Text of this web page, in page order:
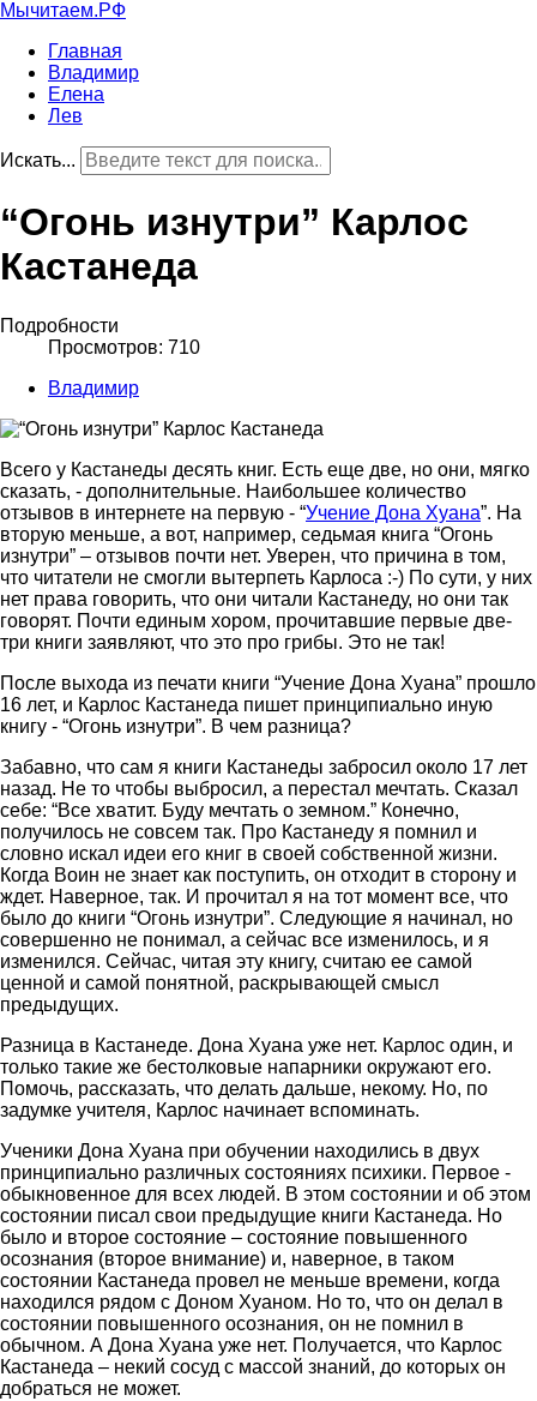
Мычитаем.РФ
Главная
Владимир
Елена
Лев
Искать...
“Огонь изнутри” Карлос
Кастанеда
Подробности
Просмотров: 710
Владимир
Всего у Кастанеды десять книг. Есть еще две, но они, мягко
сказать, - дополнительные. Наибольшее количество
отзывов в интернете на первую - “Учение Дона Хуана”. На
вторую меньше, а вот, например, седьмая книга “Огонь
изнутри” – отзывов почти нет. Уверен, что причина в том,
что читатели не смогли вытерпеть Карлоса :-) По сути, у них
нет права говорить, что они читали Кастанеду, но они так
говорят. Почти единым хором, прочитавшие первые две-
три книги заявляют, что это про грибы. Это не так!
После выхода из печати книги “Учение Дона Хуана” прошло
16 лет, и Карлос Кастанеда пишет принципиально иную
книгу - “Огонь изнутри”. В чем разница?
Забавно, что сам я книги Кастанеды забросил около 17 лет
назад. Не то чтобы выбросил, а перестал мечтать. Сказал
себе: “Все хватит. Буду мечтать о земном.” Конечно,
получилось не совсем так. Про Кастанеду я помнил и
словно искал идеи его книг в своей собственной жизни.
Когда Воин не знает как поступить, он отходит в сторону и
ждет. Наверное, так. И прочитал я на тот момент все, что
было до книги “Огонь изнутри”. Следующие я начинал, но
совершенно не понимал, а сейчас все изменилось, и я
изменился. Сейчас, читая эту книгу, считаю ее самой
ценной и самой понятной, раскрывающей смысл
предыдущих.
Разница в Кастанеде. Дона Хуана уже нет. Карлос один, и
только такие же бестолковые напарники окружают его.
Помочь, рассказать, что делать дальше, некому. Но, по
задумке учителя, Карлос начинает вспоминать.
Ученики Дона Хуана при обучении находились в двух
принципиально различных состояниях психики. Первое -
обыкновенное для всех людей. В этом состоянии и об этом
состоянии писал свои предыдущие книги Кастанеда. Но
было и второе состояние – состояние повышенного
осознания (второе внимание) и, наверное, в таком
состоянии Кастанеда провел не меньше времени, когда
находился рядом с Доном Хуаном. Но то, что он делал в
состоянии повышенного осознания, он не помнил в
обычном. А Дона Хуана уже нет. Получается, что Карлос
Кастанеда – некий сосуд с массой знаний, до которых он
добраться не может.